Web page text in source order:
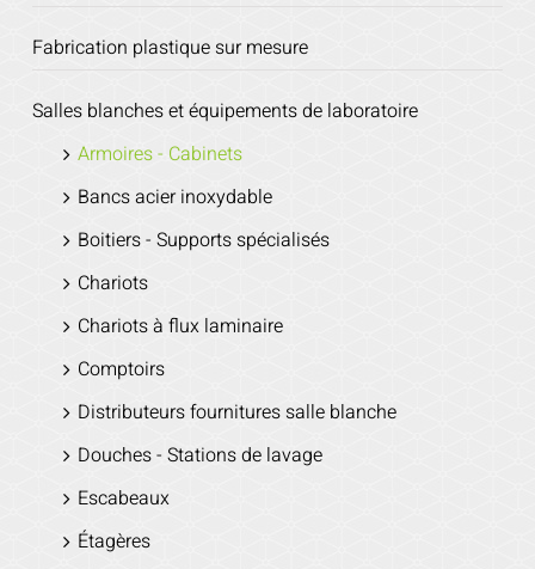
Fabrication plastique sur mesure
Salles blanches et équipements de laboratoire
Armoires - Cabinets
Bancs acier inoxydable
Boitiers - Supports spécialisés
Chariots
Chariots à flux laminaire
Comptoirs
Distributeurs fournitures salle blanche
Douches - Stations de lavage
Escabeaux
Étagères